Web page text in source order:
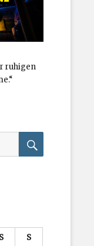
ruhigen
S
S